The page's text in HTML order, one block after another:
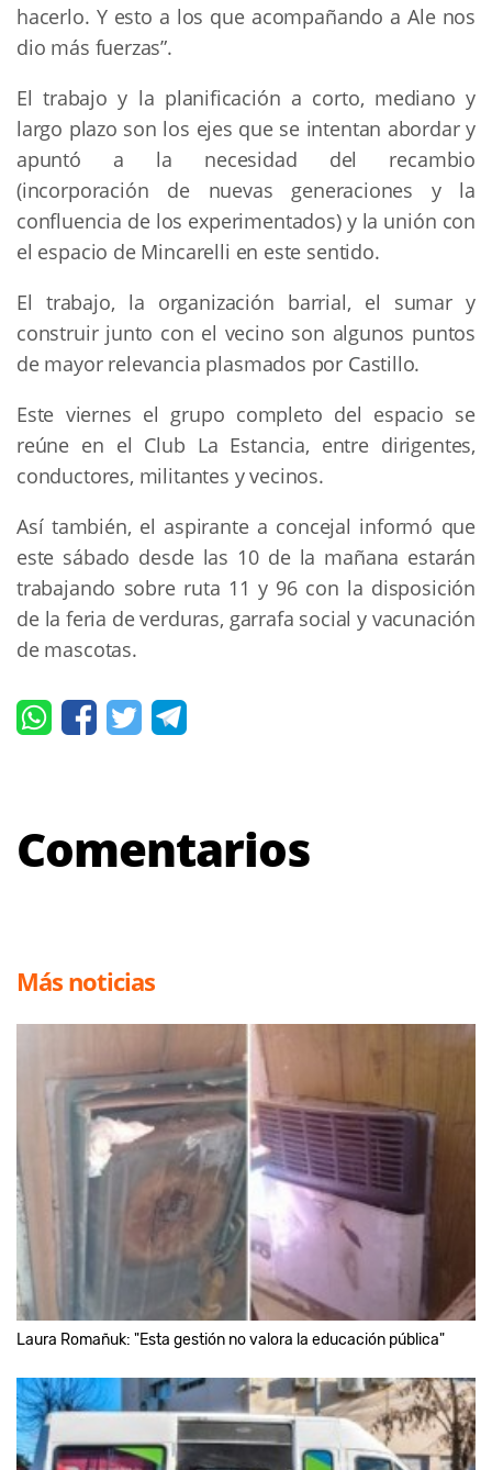
hacerlo. Y esto a los que acompañando a Ale nos
dio más fuerzas”.
El trabajo y la planificación a corto, mediano y
largo plazo son los ejes que se intentan abordar y
apuntó a la necesidad del recambio
(incorporación de nuevas generaciones y la
confluencia de los experimentados) y la unión con
el espacio de Mincarelli en este sentido.
El trabajo, la organización barrial, el sumar y
construir junto con el vecino son algunos puntos
de mayor relevancia plasmados por Castillo.
Este viernes el grupo completo del espacio se
reúne en el Club La Estancia, entre dirigentes,
conductores, militantes y vecinos.
Así también, el aspirante a concejal informó que
este sábado desde las 10 de la mañana estarán
trabajando sobre ruta 11 y 96 con la disposición
de la feria de verduras, garrafa social y vacunación
de mascotas.
Comentarios
Más noticias
Laura Romañuk: "Esta gestión no valora la educación pública"